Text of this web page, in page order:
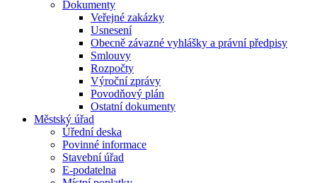
Dokumenty
Veřejné zakázky
Usnesení
Obecně závazné vyhlášky a právní předpisy
Smlouvy
Rozpočty
Výroční zprávy
Povodňový plán
Ostatní dokumenty
Městský úřad
Úřední deska
Povinné informace
Stavební úřad
E-podatelna